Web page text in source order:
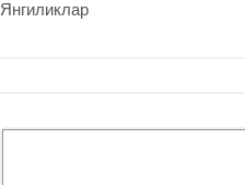
Янгиликлар